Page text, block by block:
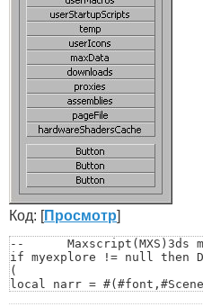
Код: [Просмотр]
--	Maxscript(MXS)3ds max 9 above Explore 3ds max system folder by JiSt
if myexplore != null then
(
local narr =